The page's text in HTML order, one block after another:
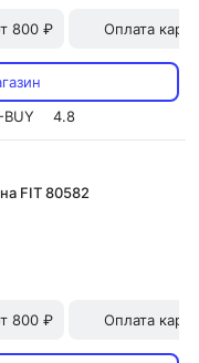
800 ₽ Оплата
BUY
4.8
FIT 80582
800 ₽ Оплата